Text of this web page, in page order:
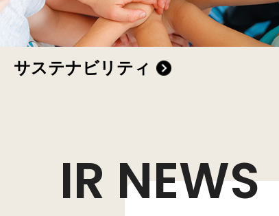
サステナビリティ
IR NEWS